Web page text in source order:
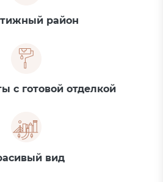
район
с готовой отделкой
вид